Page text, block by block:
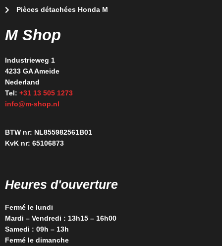
Pièces détachées Honda M
M Shop
Industrieweg 1
4233 GA Ameide
Nederland
Tel: +31 13 505 1273
info@m-shop.nl
BTW nr: NL855982561B01
KvK nr: 65106873
Heures d'ouverture
Fermé le lundi
Mardi – Vendredi : 13h15 – 16h00
Samedi : 09h – 13h
Fermé le dimanche